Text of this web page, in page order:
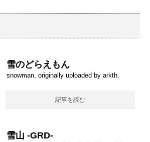
雪のどらえもん
snowman, originally uploaded by arkth.
記事を読む
雪山 -GRD-